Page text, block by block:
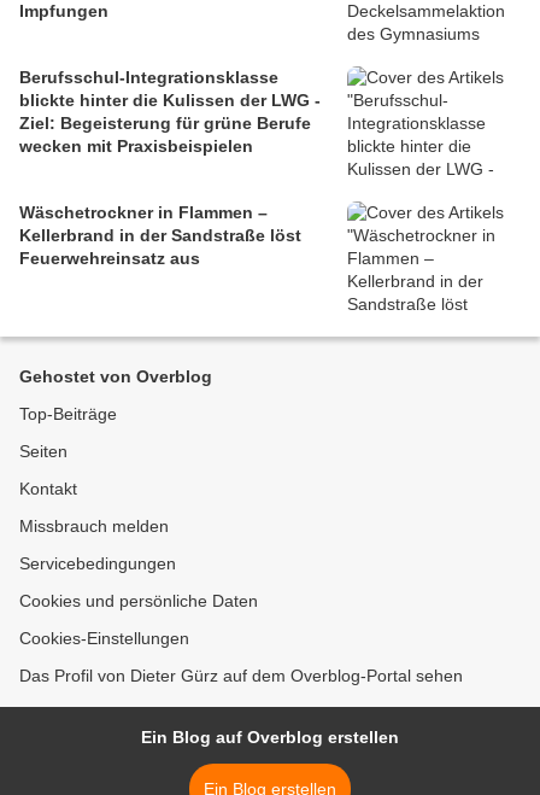
Impfungen
Berufsschul-Integrationsklasse
blickte hinter die Kulissen der LWG -
Ziel: Begeisterung für grüne Berufe
wecken mit Praxisbeispielen
Wäschetrockner in Flammen –
Kellerbrand in der Sandstraße löst
Feuerwehreinsatz aus
Gehostet von Overblog
Top-Beiträge
Seiten
Kontakt
Missbrauch melden
Servicebedingungen
Cookies und persönliche Daten
Cookies-Einstellungen
Das Profil von Dieter Gürz auf dem Overblog-Portal sehen
Ein Blog auf Overblog erstellen
Ein Blog erstellen